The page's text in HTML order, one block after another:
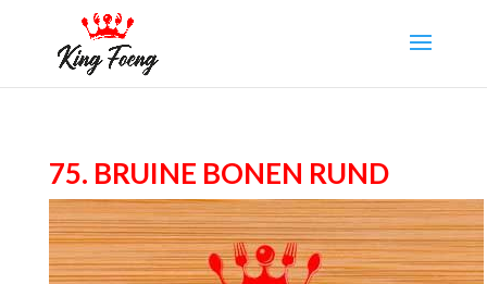
75. Bruine bonen rund